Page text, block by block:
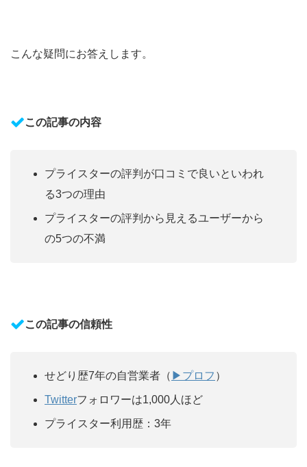
こんな疑問にお答えします。
この記事の内容
プライスターの評判が口コミで良いといわれ
る3つの理由
プライスターの評判から見えるユーザーから
の5つの不満
この記事の信頼性
せどり歴7年の自営業者（ ▶︎プロフ ）
Twitterフォロワーは1,000人ほど
プライスター利用歴：3年